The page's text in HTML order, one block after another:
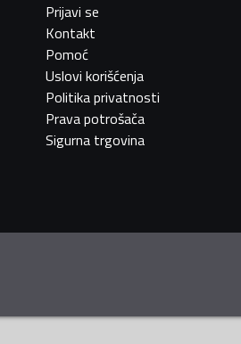
Prijavi se
Kontakt
Pomoć
Uslovi korišćenja
Politika privatnosti
Prava potrošača
Sigurna trgovina